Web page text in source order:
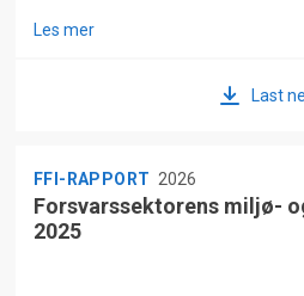
Les mer
Last
FFI-RAPPORT 2026
Forsvarssektorens miljø-
2025